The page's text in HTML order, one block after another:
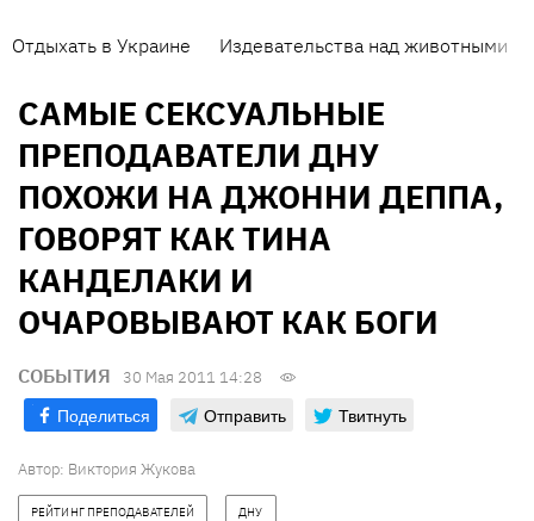
Отдыхать в Украине Издевательства над животными
САМЫЕ СЕКСУАЛЬНЫЕ
ПРЕПОДАВАТЕЛИ ДНУ
ПОХОЖИ НА ДЖОННИ ДЕППА,
ГОВОРЯТ КАК ТИНА
КАНДЕЛАКИ И
ОЧАРОВЫВАЮТ КАК БОГИ
СОБЫТИЯ 30 Мая 2011 14:28
Поделиться Отправить Твитнуть
Автор: Виктория Жукова
РЕЙТИНГ ПРЕПОДАВАТЕЛЕЙ ДНУ